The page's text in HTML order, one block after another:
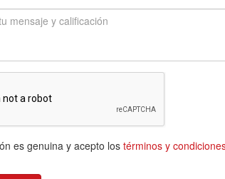
es genuina y acepto los términos y